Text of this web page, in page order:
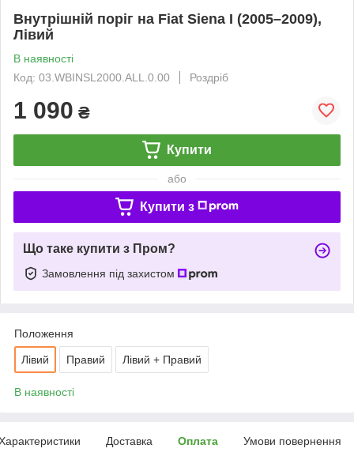
Внутрішній поріг на Fiat Siena I (2005–2009),
Лівий
В наявності
Код: 03.WBINSL2000.ALL.0.00
Роздріб
1 090 ₴
Купити
або
Купити з
Що таке купити з Пром?
Замовлення під захистом
Положення
Лівий Правий Лівий + Правий
В наявності
Доставка Оплата Умови повернення